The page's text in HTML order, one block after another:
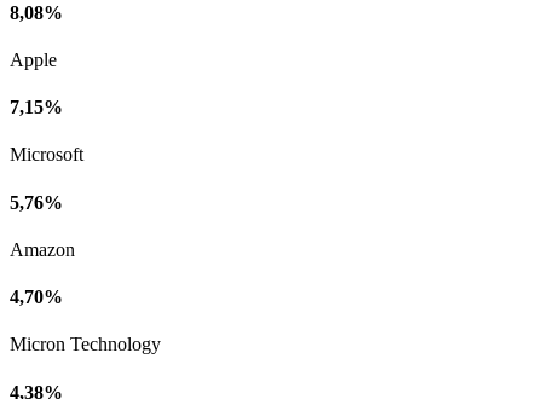
8,08%
Apple
7,15%
Microsoft
5,76%
Amazon
4,70%
Micron Technology
4,38%